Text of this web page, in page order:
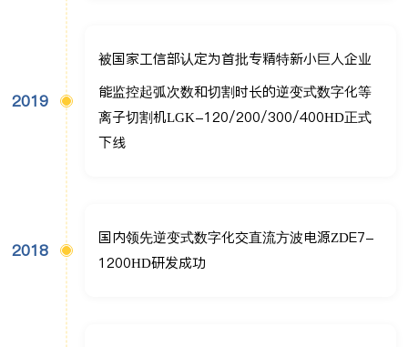
2019
被国家工信部认定为首批专精特新小巨人企业
能监控起弧次数和切割时长的逆变式数字化等
离子切割机LGK-120/200/300/400HD正式
下线
2018
国内领先逆变式数字化交直流方波电源ZDE7-
1200HD研发成功